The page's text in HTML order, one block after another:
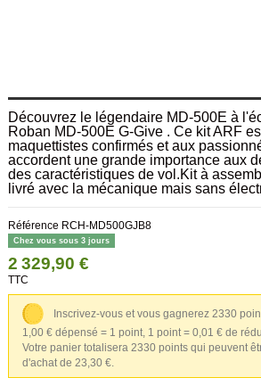
Découvrez le légendaire MD-500E à
Roban MD-500E G-Give . Ce kit ARF
maquettistes confirmés et aux
accordent une grande importance aux
des caractéristiques de vol.Kit à
livré avec la mécanique mais sans
Référence RCH-MD500GJB8
Chez vous sous 3 jours
2 329,90 €
TTC
Inscrivez-vous et vous gagnerez 2330
1,00 € dépensé = 1 point, 1 point = 0,01 € de
Votre panier totalisera 2330 points qui peuvent
d'achat de 23,30 €.